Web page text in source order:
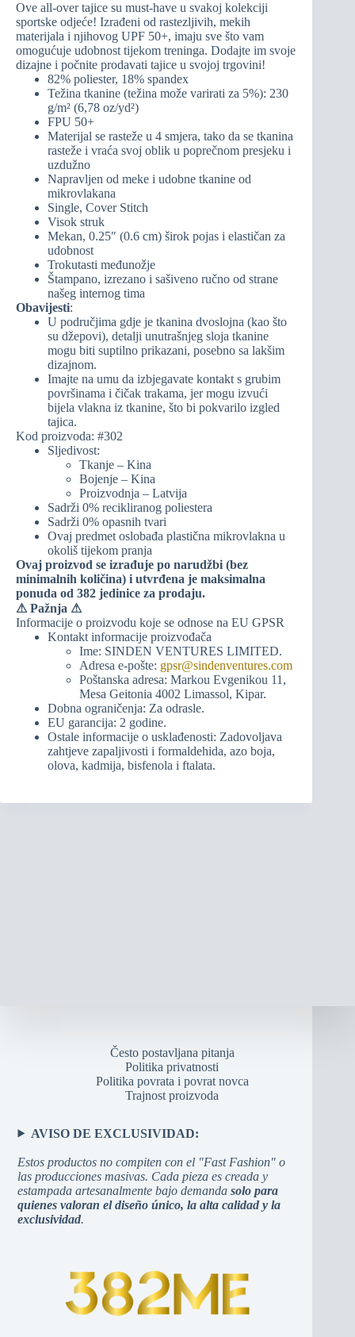
Ove all-over tajice su must-have u svakoj kolekciji
sportske odjeće! Izrađeni od rastezljivih, mekih
materijala i njihovog UPF 50+, imaju sve što vam
omogućuje udobnost tijekom treninga. Dodajte im svoje
dizajne i počnite prodavati tajice u svojoj trgovini!
82% poliester, 18% spandex
Težina tkanine (težina može varirati za 5%): 230
g/m² (6,78 oz/yd²)
FPU 50+
Materijal se rasteže u 4 smjera, tako da se tkanina
rasteže i vraća svoj oblik u poprečnom presjeku i
uzdužno
Napravljen od meke i udobne tkanine od
mikrovlakana
Single, Cover Stitch
Visok struk
Mekan, 0.25″ (0.6 cm) širok pojas i elastičan za
udobnost
Trokutasti međunožje
Štampano, izrezano i sašiveno ručno od strane
našeg internog tima
Obavijesti:
U područjima gdje je tkanina dvoslojna (kao što
su džepovi), detalji unutrašnjeg sloja tkanine
mogu biti suptilno prikazani, posebno sa lakšim
dizajnom.
Imajte na umu da izbjegavate kontakt s grubim
površinama i čičak trakama, jer mogu izvući
bijela vlakna iz tkanine, što bi pokvarilo izgled
tajica.
Kod proizvoda: #302
Sljedivost:
Tkanje – Kina
Bojenje – Kina
Proizvodnja – Latvija
Sadrži 0% recikliranog poliestera
Sadrži 0% opasnih tvari
Ovaj predmet oslobađa plastična mikrovlakna u
okoliš tijekom pranja
Ovaj proizvod se izrađuje po narudžbi (bez
minimalnih količina) i utvrđena je maksimalna
ponuda od 382 jedinice za prodaju.
⚠ Pažnja ⚠
Informacije o proizvodu koje se odnose na EU GPSR
Kontakt informacije proizvođača
Ime: SINDEN VENTURES LIMITED.
Adresa e-pošte: gpsr@sindenventures.com
Poštanska adresa: Markou Evgenikou 11,
Mesa Geitonia 4002 Limassol, Kipar.
Dobna ograničenja: Za odrasle.
EU garancija: 2 godine.
Ostale informacije o usklađenosti: Zadovoljava
zahtjeve zapaljivosti i formaldehida, azo boja,
olova, kadmija, bisfenola i ftalata.
Često postavljana pitanja
Politika privatnosti
Politika povrata i povrat novca
Trajnost proizvoda
AVISO DE EXCLUSIVIDAD:
Estos productos no compiten con el "Fast Fashion" o
las producciones masivas. Cada pieza es creada y
estampada artesanalmente bajo demandasolo para
quienes valoran el diseño único, la alta calidad y la
exclusividad.